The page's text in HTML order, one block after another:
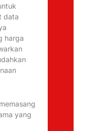
data
harga
yang